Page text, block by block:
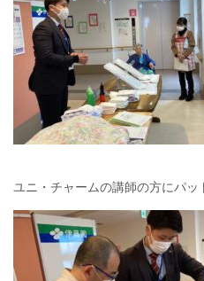
ユニ・チャームの講師の方にパッ